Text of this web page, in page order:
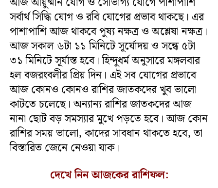
সর্বার্থ সিদ্ধি যোগ ও রবি যোগের প্রভাব থাকছে। এর
পাশাপাশি আজ থাকবে পুষ্য নক্ষত্র ও অশ্লেষা নক্ষত্র।
আজ সকাল ৬টা ১১ মিনিটে সূর্যোদয় ও সন্ধে ৫টা
৩১ মিনিটে সূর্যাস্ত হবে। হিন্দুধর্ম অনুসারে মঙ্গলবার
হল বজরংবলীর প্রিয় দিন। এই সব যোগের প্রভাবে
আজ কোনও কোনও রাশির জাতকদের খুব ভালো
কাটতে চলেছে। অন্যান্য রাশির জাতকদের আজ
নানা ছোট বড় সমস্যার মুখে পড়তে হবে। আজ কোন
রাশির সময় ভালো, কাদের সাবধান থাকতে হবে, তা
বিস্তারিত জেনে নেওয়া যাক।
দেখে নিন আজকের রাশিফল: